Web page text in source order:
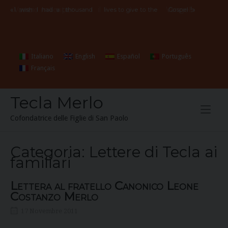
«IVorrei
wish
avereI had
mille avitethousand
per lives to give to the Gospel
Vangelo
!»
Italiano English Español
Português
Français
Tecla Merlo
Cofondatrice delle Figlie di San Paolo
Categoria: Lettere di Tecla ai
familiari
Lettera al fratello Canonico Leone
Costanzo Merlo